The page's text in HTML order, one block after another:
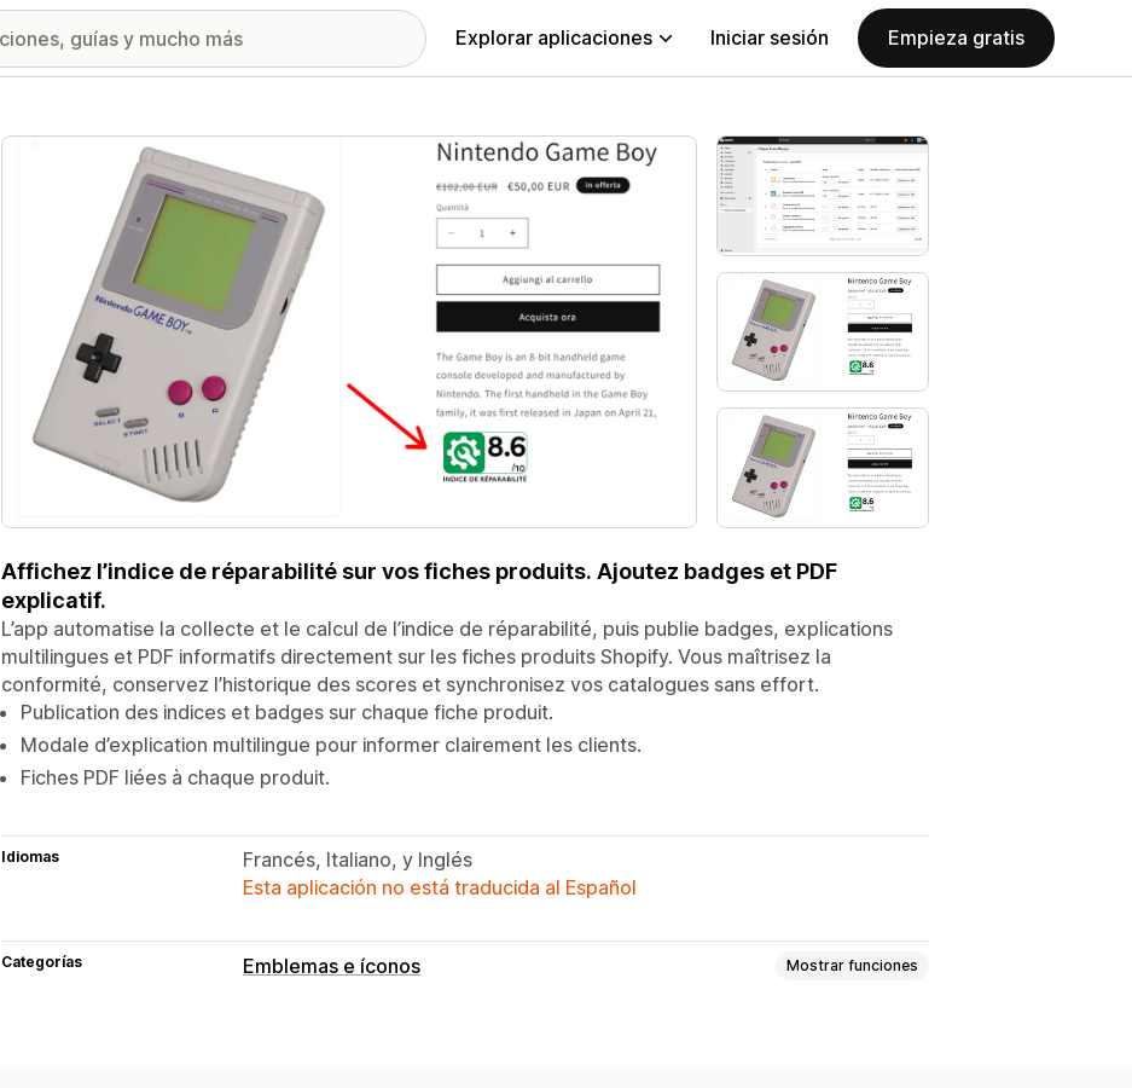
Explorar aplicaciones Iniciar sesión Empieza gratis
Galería de imágenes destacadas
Affichez l’indice de réparabilité sur vos fiches produits. Ajoutez badges et PDF
explicatif.
L’app automatise la collecte et le calcul de l’indice de réparabilité, puis publie badges, explications
multilingues et PDF informatifs directement sur les fiches produits Shopify. Vous maîtrisez la
conformité, conservez l’historique des scores et synchronisez vos catalogues sans effort.
Publication des indices et badges sur chaque fiche produit.
Modale d’explication multilingue pour informer clairement les clients.
Fiches PDF liées à chaque produit.
Idiomas
Francés, Italiano, y Inglés
Esta aplicación no está traducida al Español
Categorías Emblemas e íconos Mostrar funciones